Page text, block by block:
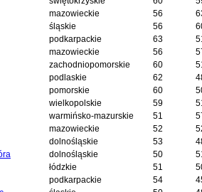
mazowieckie 56
śląskie 56
podkarpackie 63
mazowieckie 56
zachodniopomorskie 60
podlaskie 62
pomorskie 60
wielkopolskie 59
warmińsko-mazurskie 51
mazowieckie 52
dolnośląskie 53
dolnośląskie 50
łódzkie 51
podkarpackie 54